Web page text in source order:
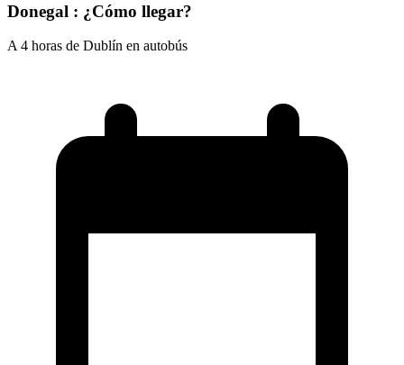
Donegal : ¿Cómo llegar?
A 4 horas de Dublín en autobús